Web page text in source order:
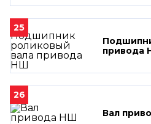
25
привода
26
Вал